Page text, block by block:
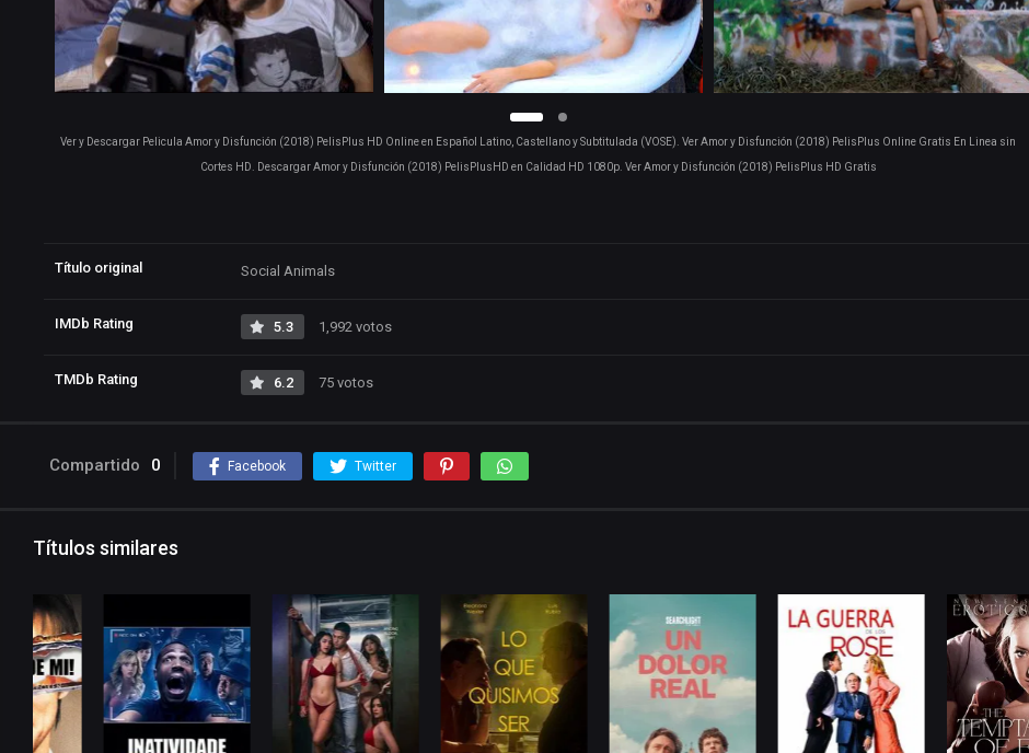
Ver y Descargar Pelicula Amor y Disfunción (2018) PelisPlus HD Online en Español Latino, Castellano y Subtitulada (VOSE). Ver Amor y Disfunción (2018) PelisPlus Online Gratis En Linea sin
Cortes HD. Descargar Amor y Disfunción (2018) PelisPlusHD en Calidad HD 1080p. Ver Amor y Disfunción (2018) PelisPlus HD Gratis
Título original Social Animals
IMDb Rating 5.3 1,992 votos
TMDb Rating 6.2 75 votos
Compartido 0 Facebook Twitter
Títulos similares